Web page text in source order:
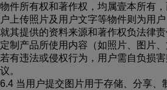
物件所有权和著作权，均属壹本所有
户上传照片及用户文字等物件则为用
就其提供的资料来源和著作权负法律
定制产品所使用内容（如照片、图片、
若有违法或侵权行为，用户需自负损
议。
6.4 当用户提交图片用于存储、分享、